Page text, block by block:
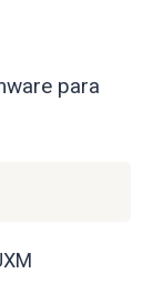
para